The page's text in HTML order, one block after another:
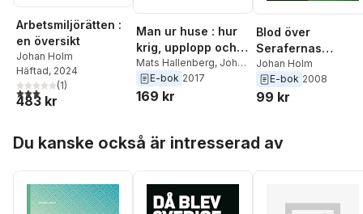
Arbetsmiljörätten :
en översikt
Johan Holm
Häftad, 2024
3,0utav 5 stjärnor. Totalt antal röster:
(1)
483 kr
Man ur huse : hur
krig, upplopp och
förhandlingar
påverkade svensk
statsbildning i
Mats Hallenberg, Johan
HolmE-bok 2017
169 kr
Blod över
Serafernas
serenad
Johan Holm
E-bok 2008
99 kr
Du kanske också är intresserad av